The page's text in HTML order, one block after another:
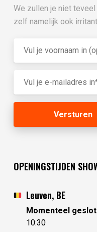
We zullen je niet
zelf namelijk ook
OPENINGSTIJDEN
Leuven, BE
Momenteel
10:30